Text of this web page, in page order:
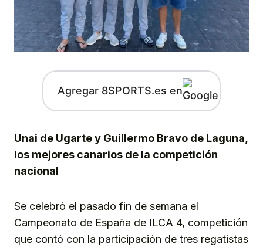
Agregar 8SPORTS.es en
Unai de Ugarte y Guillermo Bravo de Laguna,
los mejores canarios de la competición
nacional
Se celebró el pasado fin de semana el
Campeonato de España de ILCA 4, competición
que contó con la participación de tres regatistas